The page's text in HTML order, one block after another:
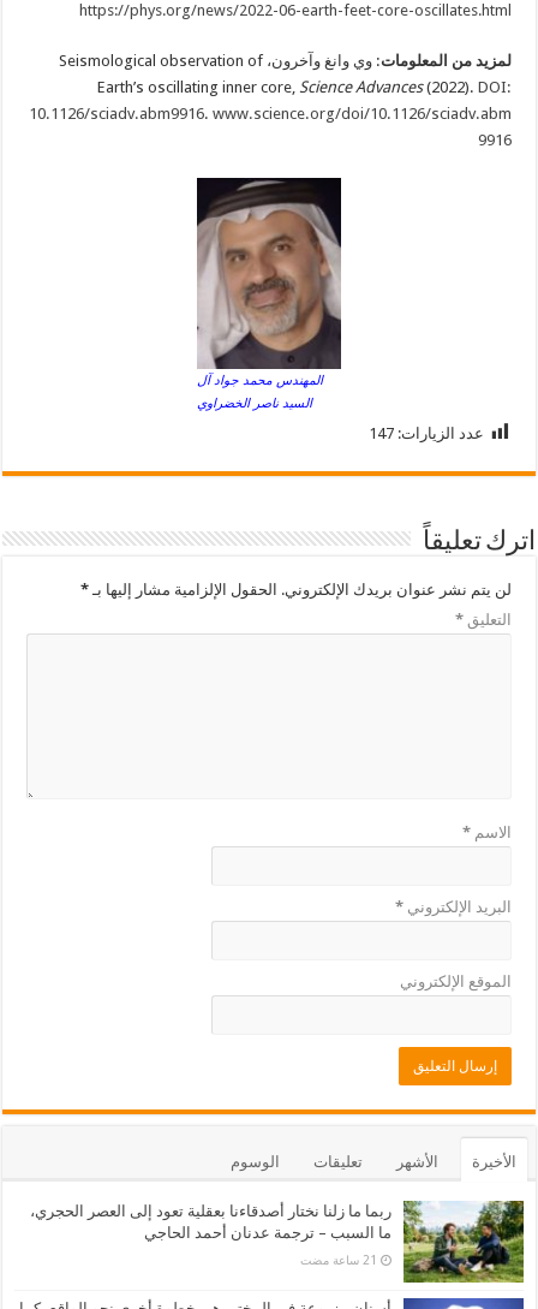
https://phys.org/news/2022-06-earth-feet-core-oscillates.html
لمزيد من المعلومات
: وي وانغ وآخرون، Seismological observation of
Earth’s oscillating inner core, Science Advances(2022). DOI:
10.1126/sciadv.abm9916. www.science.org/doi/10.1126/sciadv.abm
9916
المهندس محمد جواد آل
السيد ناصر الخضراوي
عدد الزيارات: 147
اترك تعليقاً
لن يتم نشر عنوان بريدك الإلكتروني. الحقول الإلزامية مشار إليها بـ*
التعليق*
الاسم*
البريد الإلكتروني*
الموقع الإلكتروني
الأخيرة الأشهر تعليقات الوسوم
ربما ما زلنا نختار أصدقاءنا بعقلية تعود إلى العصر الحجري،
ما السبب – ترجمة عدنان أحمد الحاجي